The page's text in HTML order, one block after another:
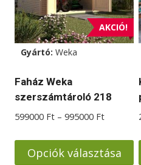
AKCIÓ!
Gyártó: Weka
Faház Weka
szerszámtároló 218
599000 Ft – 995000 Ft
-
995000 Ft
Opciók választása